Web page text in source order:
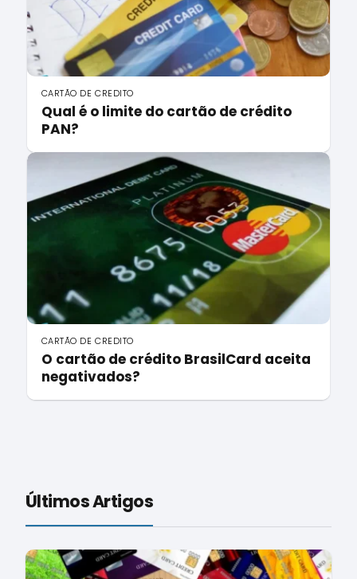
CARTÃO DE CREDITO
Qual é o limite do cartão de crédito
PAN?
CARTÃO DE CREDITO
O cartão de crédito BrasilCard aceita
negativados?
Últimos Artigos